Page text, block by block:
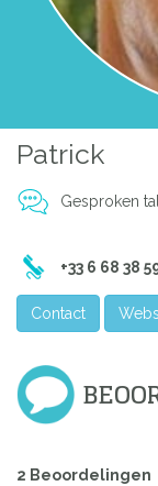
Patrick
Gesproken
+33 6 68 38
Contact
2 Beoordelingen